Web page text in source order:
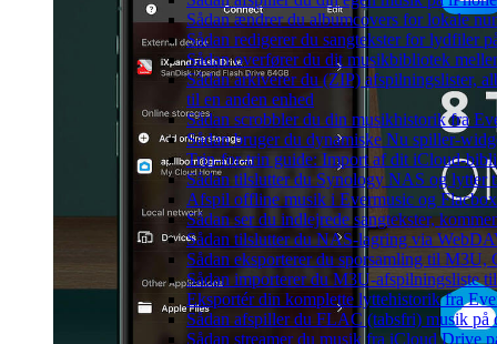
Sådan ændrer du albumcovers for lokale
Sådan redigerer du sangtekster for lydfiler
Sådan overfører du dit musikbibliotek
Sådan arkiverer du (ZIP) afspilningslister,
til en anden enhed
Sådan scrobbler du din musikhistorik fra
Sådan bruger du dynamiske Nu spiller-
Trin-for-trin guide: Import af dit iCloud-
Sådan tilslutter du Synology NAS og lytter
Afspil offline musik i Evermusic og
Sådan ser du indlejrede sangtekster,
Sådan tilslutter du NAS-lagring via
Sådan eksporterer du sporsamling til
Sådan importerer du M3U-afspilningsliste
Eksportér din komplette lyttehistorik fra
Sådan afspiller du FLAC (tabsfri) musik på
Sådan streamer du musik fra iCloud Drive